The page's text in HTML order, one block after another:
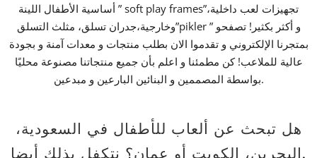
أساسية الأطفال اللينة ” soft play frames”،تجهيزات لعب داخلية
وخارجية،جدران تسلق، مثلث التسلق”pikler ” و أكثر بكثير! تصفحو
بمتجرنا الإلكتروني و تقدموا الان بطلب منتجات و معدات آمنة و بجودة
عالية للملاعب! كن مطمئنا و اعلم بأن جميع منتجاتنا مصنوعة محليًا
بواسطة المصممين و البنائين البارعين و مبدعين.
هل تبحث عن ألعاب للأطفال في السعودية،
البحرين، الكويت أو عمان؟ نتكفل بذلك أيضا.